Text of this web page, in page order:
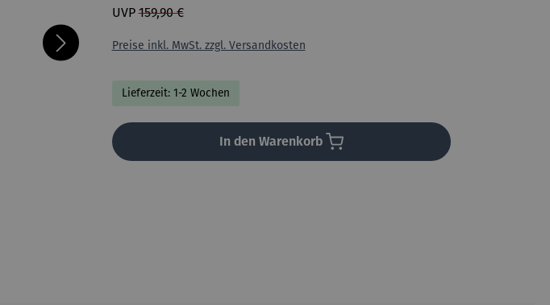
UVP159,90 €
Preise inkl. MwSt. zzgl. Versandkosten
Lieferzeit: 1-2 Wochen
In den Warenkorb